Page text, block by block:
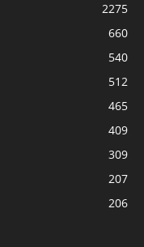
2275
660
540
512
465
409
309
207
206